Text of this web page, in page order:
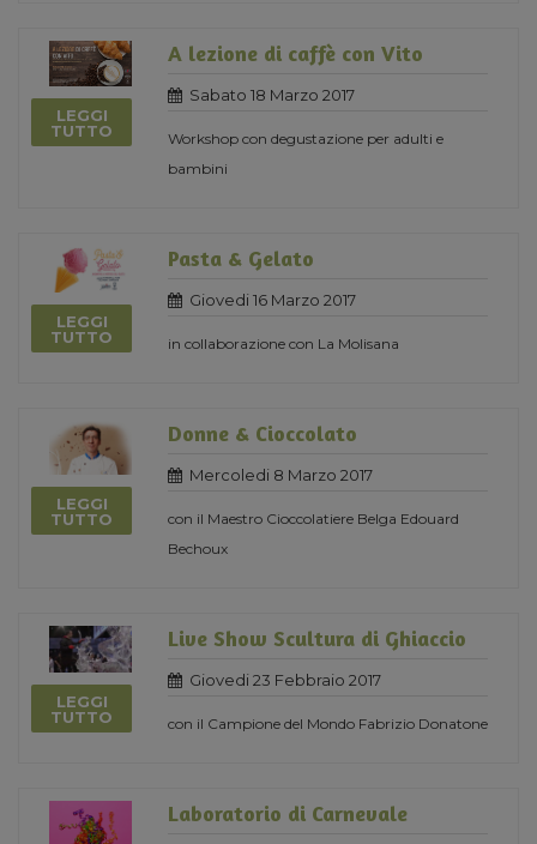
LEGGI
TUTTO
A lezione di caffè con Vito
Sabato 18 Marzo 2017
Workshop con degustazione per adulti e
bambini
LEGGI
TUTTO
Pasta & Gelato
Giovedi 16 Marzo 2017
in collaborazione con La Molisana
LEGGI
TUTTO
Donne & Cioccolato
Mercoledi 8 Marzo 2017
con il Maestro Cioccolatiere Belga Edouard
Bechoux
LEGGI
TUTTO
Live Show Scultura di Ghiaccio
Giovedi 23 Febbraio 2017
con il Campione del Mondo Fabrizio Donatone
Laboratorio di Carnevale